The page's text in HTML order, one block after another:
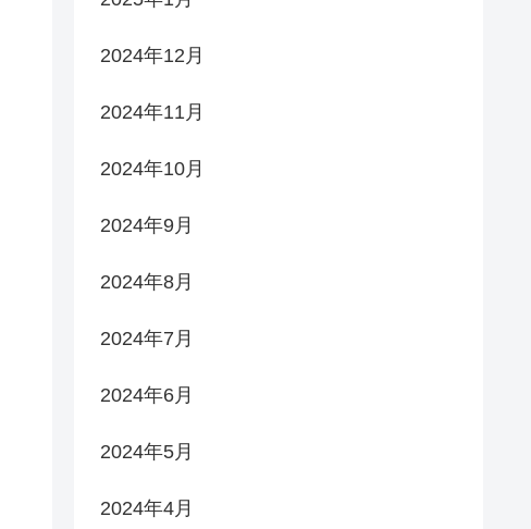
2024年12月
2024年11月
2024年10月
2024年9月
2024年8月
2024年7月
2024年6月
2024年5月
2024年4月